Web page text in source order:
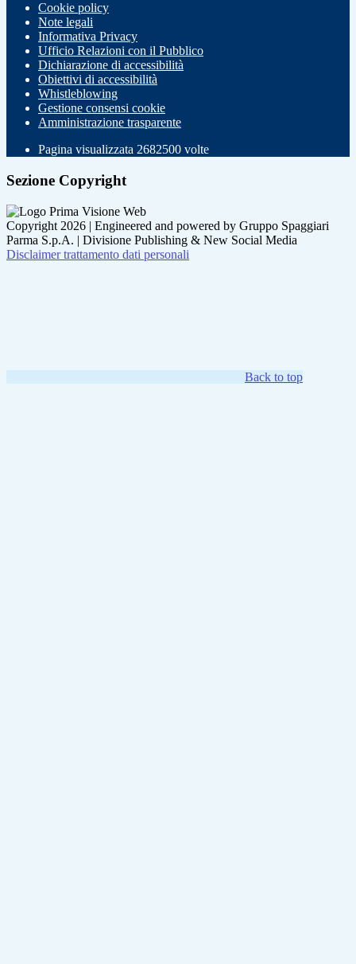
Cookie policy
Note legali
Informativa Privacy
Ufficio Relazioni con il Pubblico
Dichiarazione di accessibilità
Obiettivi di accessibilità
Whistleblowing
Gestione consensi cookie
Amministrazione trasparente
Pagina visualizzata 2682500 volte
Sezione Copyright
Copyright 2026 | Engineered and powered by Gruppo Spaggiari
Parma S.p.A. | Divisione Publishing & New Social Media
Disclaimer trattamento dati personali
Back to top